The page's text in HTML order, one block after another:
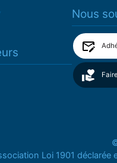
Nous
Loi 1901 déclarée